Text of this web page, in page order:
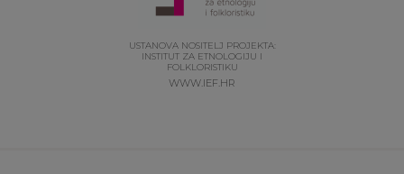
USTANOVA NOSITELJ PROJEKTA:
INSTITUT ZA ETNOLOGIJU I
FOLKLORISTIKU
WWW.IEF.HR